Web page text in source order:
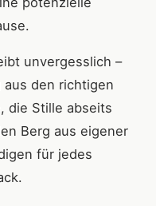
unvergesslich –
den richtigen
die Stille abseits
Berg aus eigener
für jedes